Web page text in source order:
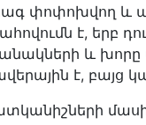
փոփոխվող և
է, երբ
և
է, բայց